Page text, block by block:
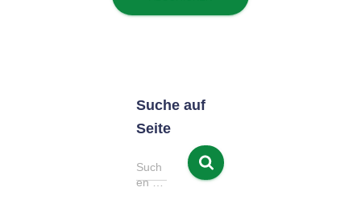
Suche auf
Seite
S
u
Such
en …